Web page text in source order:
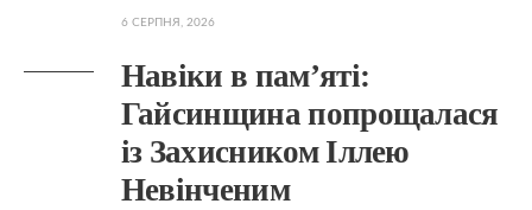
6 СЕРПНЯ, 2026
Навіки в пам’яті:
Гайсинщина попрощалася
із Захисником Іллею
Невінченим